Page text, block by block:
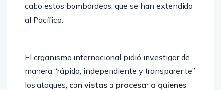
cabo estos bombardeos, que se han extendido
al Pacífico.
El organismo internacional pidió investigar de
manera “rápida, independiente y transparente”
los ataques, con vistas a procesar a quienes